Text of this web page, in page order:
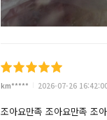
km***** 2026-07-26
조아요만족 조아요만족 조